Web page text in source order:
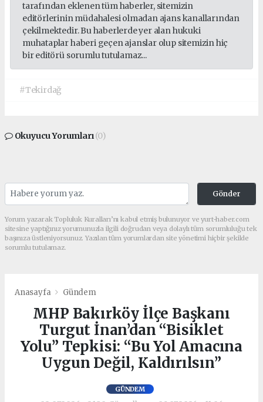
tarafından eklenen tüm haberler, sitemizin
editörlerinin müdahalesi olmadan ajans kanallarından
çekilmektedir. Bu haberlerde yer alan hukuki
muhataplar haberi geçen ajanslar olup sitemizin hiç
bir editörü sorumlu tutulamaz...
#Tekirdağ
Okuyucu Yorumları(0)
Gönder
Yorum yazarak Topluluk Kuralları’nı kabul etmiş bulunuyor ve yurt-haber.com
sitesine yaptığınız yorumunuzla ilgili doğrudan veya dolaylı tüm sorumluluğu tek
başınıza üstleniyorsunuz. Yazılan tüm yorumlardan site yönetimi hiçbir şekilde
sorumlu tutulamaz.
Anasayfa Gündem
MHP Bakırköy İlçe Başkanı
Turgut İnan’dan “Bisiklet
Yolu” Tepkisi: “Bu Yol Amacına
Uygun Değil, Kaldırılsın”
GÜNDEM